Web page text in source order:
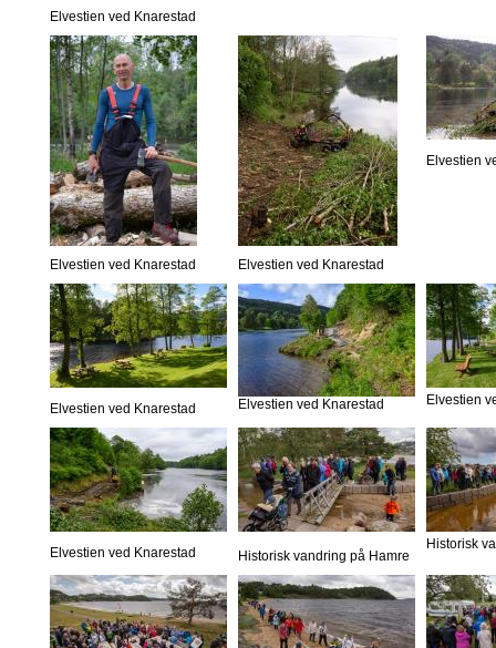
Elvestien ved Knarestad
Elvestien ved Knarestad Elvestien ved Knarestad
Elvestien
Elvestien ved Knarestad Elvestien ved Knarestad Elvestien
Elvestien ved Knarestad Historisk vandring på Hamre
Historisk